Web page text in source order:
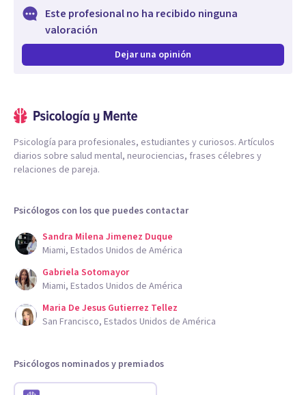
Este profesional no ha recibido ninguna
valoración
Dejar una opinión
Psicología para profesionales, estudiantes y curiosos. Artículos
diarios sobre salud mental, neurociencias, frases célebres y
relaciones de pareja.
Psicólogos con los que puedes contactar
Sandra Milena Jimenez Duque
Miami, Estados Unidos de América
Gabriela Sotomayor
Miami, Estados Unidos de América
Maria De Jesus Gutierrez Tellez
San Francisco, Estados Unidos de América
Psicólogos nominados y premiados